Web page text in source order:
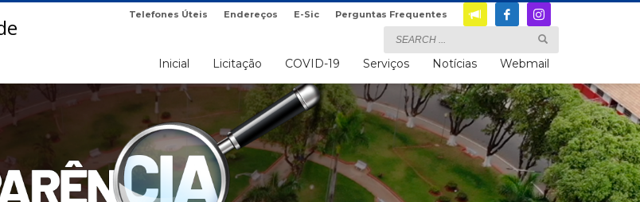
Telefones Úteis Endereços E-Sic Perguntas Frequentes
Inicial Licitação COVID-19 Serviços Notícias Webmail